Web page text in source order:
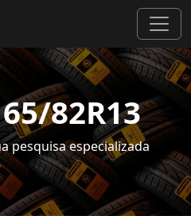
82R13
pesquisa especializada